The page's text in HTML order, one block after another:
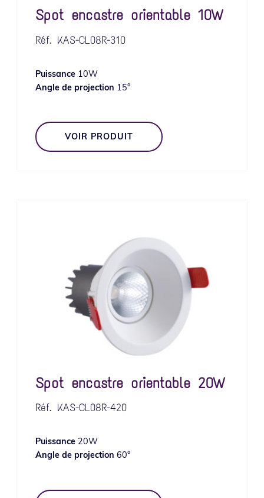
Spot encastre orientable 10W
Réf. KAS-CL08R-310
Puissance10W
Angle de projection 15°
VOIR PRODUIT
Spot encastre orientable 20W
Réf. KAS-CL08R-420
Puissance20W
Angle de projection 60°